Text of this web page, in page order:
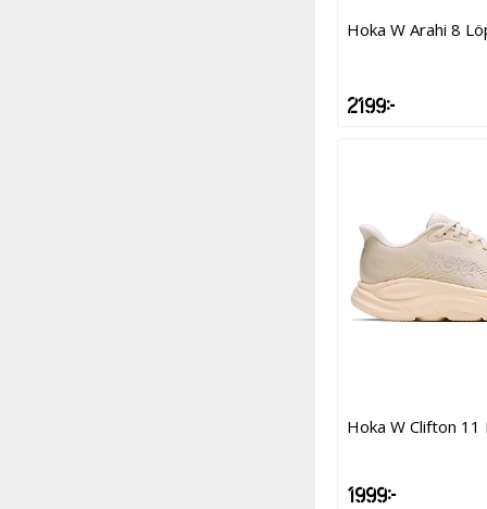
Hoka W Arahi 8
2 199 kr
Hoka W Clifton
1 999 kr